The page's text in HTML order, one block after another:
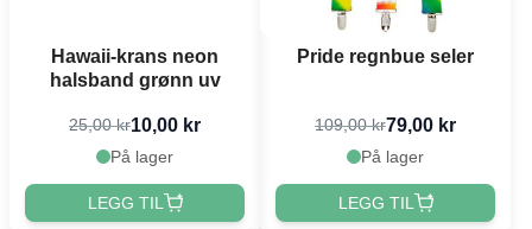
Hawaii-krans neon
halsband grønn uv
25,00 kr10,00 kr
På lager
LEGG TIL
Pride regnbue seler
109,00 kr79,00 kr
På lager
LEGG TIL